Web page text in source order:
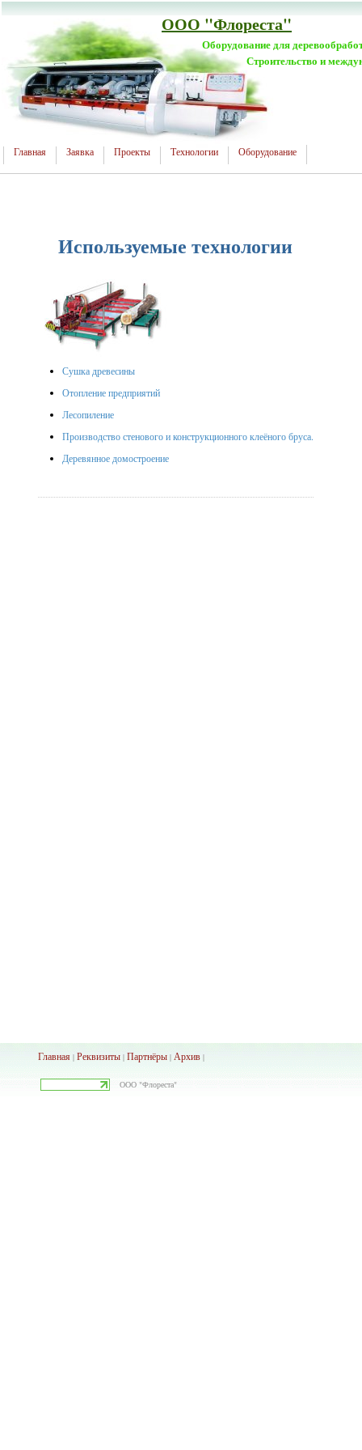
ООО "Флореста"
Оборудование для
Строительство и
Главная Заявка Проекты Технологии Оборудование
Используемые технологии
Сушка древесины
Отопление предприятий
Лесопиление
Производство стенового и конструкционного клеёного бруса.
Деревянное домостроение
Главная| Реквизиты| Партнёры| Архив|
ООО "Флореста"